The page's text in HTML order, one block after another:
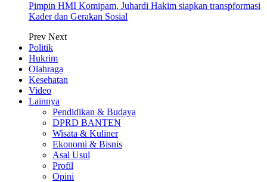
Pimpin HMI Komipam, Juhardi Hakim siapkan transpformasi
Kader dan Gerakan Sosial
Prev Next
Politik
Hukrim
Olahraga
Kesehatan
Video
Lainnya
Pendidikan & Budaya
DPRD BANTEN
Wisata & Kuliner
Ekonomi & Bisnis
Asal Usul
Profil
Opini